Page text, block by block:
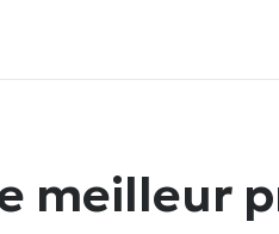
meilleur